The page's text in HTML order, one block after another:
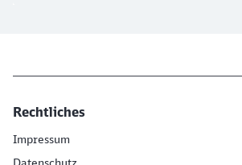
Rechtliches
Impressum